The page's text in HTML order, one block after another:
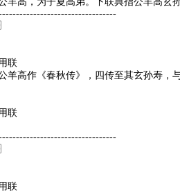
联
羊高作《春秋传》，四传至其玄孙寿，
联
联